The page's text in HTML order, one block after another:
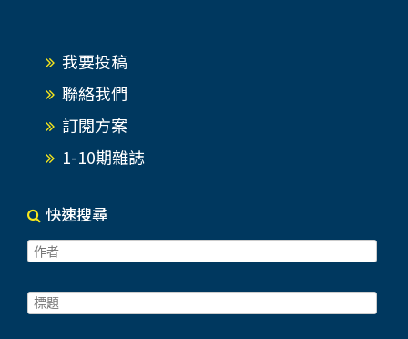
我要投稿
聯絡我們
訂閱方案
1-10期雜誌
快速搜尋